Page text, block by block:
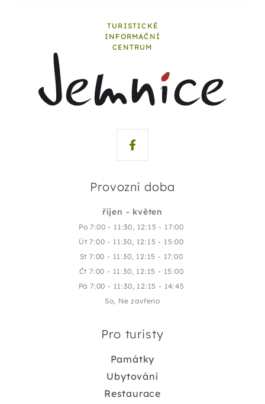
TURISTICKÉ
INFORMAČNÍ
CENTRUM
Provozní doba
říjen - květen
Po 7:00 - 11:30, 12:15 - 17:00
Út 7:00 - 11:30, 12:15 - 15:00
St 7:00 - 11:30, 12:15 - 17:00
Čt 7:00 - 11:30, 12:15 - 15:00
Pá 7:00 - 11:30, 12:15 - 14:45
So, Ne zavřeno
Pro turisty
Památky
Ubytování
Restaurace